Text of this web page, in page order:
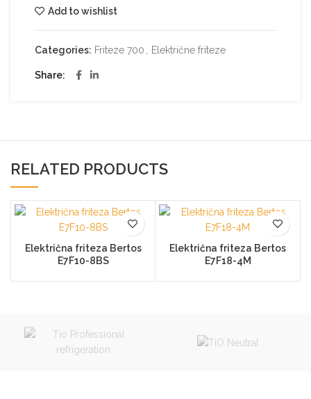
Add to wishlist
Categories: Friteze 700 Električne friteze
Share
RELATED PRODUCTS
Električna friteza Bertos
E7F10-8BS
Električna friteza Bertos
E7F18-4M